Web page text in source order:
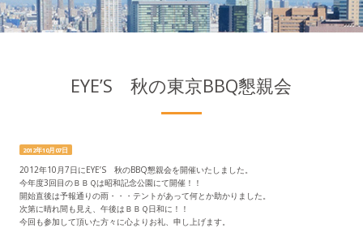
EYE’S 秋の東京BBQ懇親会
2012年10月07日
2012年10月7日にEYE’S 秋のBBQ懇親会を開催いたしました。
今年度3回目のＢＢＱは昭和記念公園にて開催！！
開始直後は予報通りの雨・・・テントがあって何とか助かりました。
次第に晴れ間も見え、午後はＢＢＱ日和に！！
今回も参加して頂いた方々に心よりお礼、申し上げます。